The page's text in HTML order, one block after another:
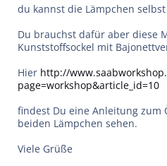
du kannst die Lämpchen
Du brauchst dafür aber diese
Kunststoffsockel mit
Hier http://
page=workshop&article_id=10
findest Du eine Anleitung zum
beiden Lämpchen sehen.
Viele Grüße